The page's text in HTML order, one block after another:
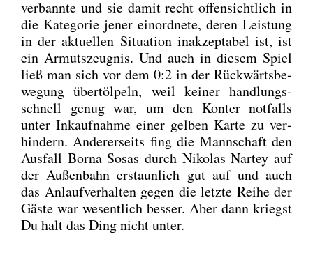
ver­bann­te und sie damit recht offen­sicht­lich in
die Kate­go­rie jener ein­ord­ne­te, deren Leis­tung
in der aktu­el­len Situa­ti­on inak­zep­ta­bel ist, ist
ein Armuts­zeug­nis. Und auch in die­sem Spiel
ließ man sich vor dem 0:2 in der Rück­wärts­be­
we­gung über­töl­peln, weil kei­ner hand­lungs­
schnell genug war, um den Kon­ter not­falls
unter Inkauf­nah­me einer gel­ben Kar­te zu ver­
hin­dern. Ande­rer­seits fing die Mann­schaft den
Aus­fall Bor­na Sosas durch Niko­las Nar­tey auf
der Außen­bahn erstaun­lich gut auf und auch
das Anlauf­ver­hal­ten gegen die letz­te Rei­he der
Gäs­te war wesent­lich bes­ser. Aber dann kriegst
Du halt das Ding nicht unter.